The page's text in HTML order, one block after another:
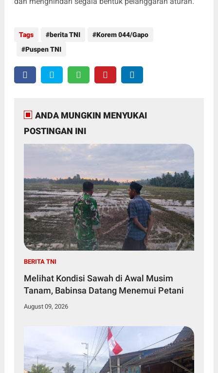
Tags berita TNI
Korem 044/Gapo
Puspen TNI
ANDA MUNGKIN MENYUKAI
POSTINGAN INI
BERITA TNI
Melihat Kondisi Sawah di Awal Musim
Tanam, Babinsa Datang Menemui Petani
August 09, 2026